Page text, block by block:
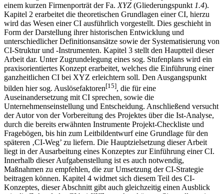
Die vorliegende Arbeit besteht aus 5 Kapiteln. Kapitel 1 endet mit
einem kurzen Firmenporträt der Fa.XYZ(Gliederungspunkt1.4).
Kapitel 2 erarbeitet die theoretischen Grundlagen einer CI, hierzu
wird das Wesen einer CI ausführlich vorgestellt. Dies geschieht in
Form der Darstellung ihrer historischen Entwicklung und
unterschiedlicher Definitionsansätze sowie der Systematisierung von
CI-Struktur und -Instrumenten. Kapitel 3 stellt den Hauptteil dieser
Arbeit dar. Unter Zugrundelegung eines sog. Stufenplans wird ein
praxisorientiertes Konzept erarbeitet, welches die Einführung einer
ganzheitlichen CI bei XYZ erleichtern soll. Den Ausgangspunkt
bilden hier sog. Auslösefaktoren[15], die für eine
Auseinandersetzung mit CI sprechen, sowie die
Unternehmenseinstellung und Entscheidung. Anschließend versucht
der Autor von der Vorbereitung des Projektes über die Ist-Analyse,
durch die bereits erwähnten Instrumente Projekt-Checkliste und
Fragebögen, bis hin zum Leitbildentwurf eine Grundlage für den
späteren ‚CI-Weg’ zu liefern. Die Hauptzielsetzung dieser Arbeit
liegt in der Ausarbeitung eines Konzeptes zur Einführung einer CI.
Innerhalb dieser Aufgabenstellung ist es auch notwendig,
Maßnahmen zu empfehlen, die zur Umsetzung der CI-Strategie
beitragen können. Kapitel 4 widmet sich diesem Teil des CI-